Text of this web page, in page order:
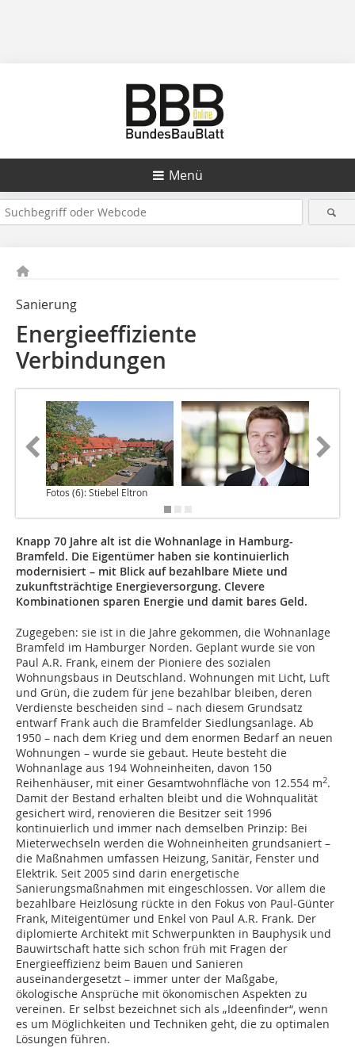
Menü
Sanierung
Energieeffiziente
Verbindungen
Fotos (6): Stiebel Eltron
Knapp 70 Jahre alt ist die Wohnanlage in Hamburg-
Bramfeld. Die Eigentümer haben sie kontinuierlich
modernisiert – mit Blick auf bezahlbare Miete und
zukunftsträchtige Energieversorgung. Clevere
Kombinationen sparen Energie und damit bares Geld.
Zugegeben: sie ist in die Jahre gekommen, die Wohnanlage
Bramfeld im Hamburger Norden. Geplant wurde sie von
Paul A.R. Frank, einem der Pioniere des sozialen
Wohnungsbaus in Deutschland. Wohnungen mit Licht, Luft
und Grün, die zudem für jene bezahlbar bleiben, deren
Verdienste bescheiden sind – nach diesem Grundsatz
entwarf Frank auch die Bramfelder Siedlungsanlage. Ab
1950 – nach dem Krieg und dem enormen Bedarf an neuen
Wohnungen – wurde sie gebaut. Heute besteht die
Wohnanlage aus 194 Wohneinheiten, davon 150
Reihenhäuser, mit einer Gesamtwohnfläche von 12.554 m2.
Damit der Bestand erhalten bleibt und die Wohnqualität
gesichert wird, renovieren die Besitzer seit 1996
kontinuierlich und immer nach demselben Prinzip: Bei
Mieterwechseln werden die Wohneinheiten grundsaniert –
die Maßnahmen umfassen Heizung, Sanitär, Fenster und
Elektrik. Seit 2005 sind darin energetische
Sanierungsmaßnahmen mit eingeschlossen. Vor allem die
bezahlbare Heizlösung rückte in den Fokus von Paul-Günter
Frank, Miteigentümer und Enkel von Paul A.R. Frank. Der
diplomierte Architekt mit Schwerpunkten in Bauphysik und
Bauwirtschaft hatte sich schon früh mit Fragen der
Energieeffizienz beim Bauen und Sanieren
auseinandergesetzt – immer unter der Maßgabe,
ökologische Ansprüche mit ökonomischen Aspekten zu
vereinen. Er selbst bezeichnet sich als „Ideenfinder“, wenn
es um Möglichkeiten und Techniken geht, die zu optimalen
Lösungen führen.